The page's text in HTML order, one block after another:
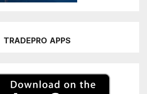
TRADEPRO APPS